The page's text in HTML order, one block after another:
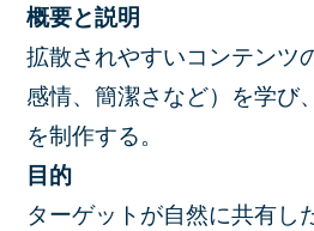
概要と説明
拡散されやすいコンテンツ
感情、簡潔さなど）を学び
を制作する。
目的
ターゲットが自然に共有し